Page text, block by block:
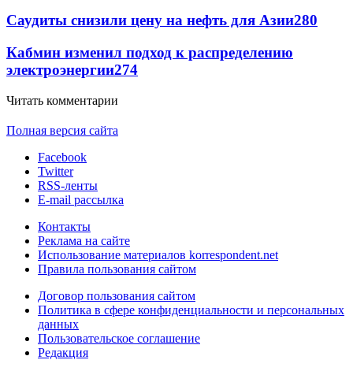
Саудиты снизили цену на нефть для Азии280
Кабмин изменил подход к распределению
электроэнергии274
Читать комментарии
Полная версия сайта
Facebook
Twitter
RSS-ленты
E-mail рассылка
Контакты
Реклама на сайте
Использование материалов korrespondent.net
Правила пользования сайтом
Договор пользования сайтом
Политика в сфере конфиденциальности и персональных
данных
Пользовательское соглашение
Редакция